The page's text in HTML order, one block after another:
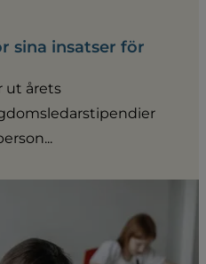
sina insatser för
ut årets